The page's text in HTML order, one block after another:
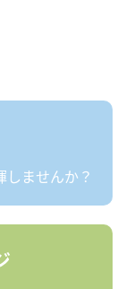
しませんか？